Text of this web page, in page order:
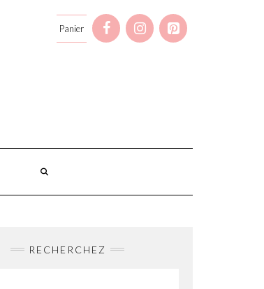
Panier
RECHERCHEZ